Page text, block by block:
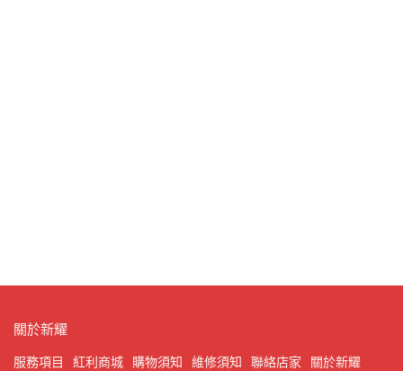
關於新耀
服務項目 紅利商城 購物須知 維修須知 聯絡店家
關於新耀